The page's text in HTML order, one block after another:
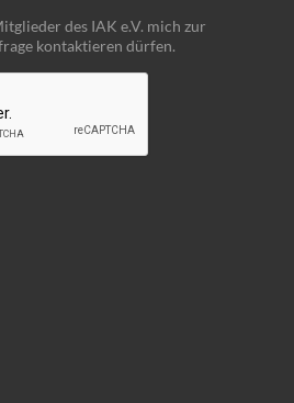
des IAK e.V. mich zur
kontaktieren dürfen.